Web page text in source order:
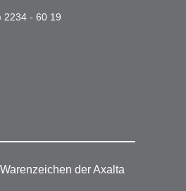
2234 - 60 19
der Axalta